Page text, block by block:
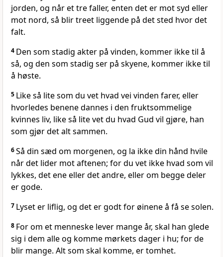
jorden, og når et tre faller, enten det er mot syd eller
mot nord, så blir treet liggende på det sted hvor det
falt.
4 Den som stadig akter på vinden, kommer ikke til å
så, og den som stadig ser på skyene, kommer ikke til
å høste.
5 Like så lite som du vet hvad vei vinden farer, eller
hvorledes benene dannes i den fruktsommelige
kvinnes liv, like så lite vet du hvad Gud vil gjøre, han
som gjør det alt sammen.
6Så din sæd om morgenen, og la ikke din hånd hvile
når det lider mot aftenen; for du vet ikke hvad som vil
lykkes, det ene eller det andre, eller om begge deler
er gode.
7 Lyset er liflig, og det er godt for øinene å få se solen.
8 For om et menneske lever mange år, skal han glede
sig i dem alle og komme mørkets dager i hu; for de
blir mange. Alt som skal komme, er tomhet.